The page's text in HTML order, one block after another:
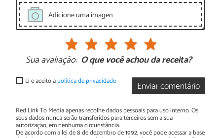
Adicione uma imagen
Sua avaliação: O que você achou da receita?
Enviar comentário
Li e aceito apolítica de privacidade
Red Link To Media apenas recolhe dados pessoais para uso interno. Os
seus dados nunca serão transferidos para terceiros sem a sua
autorização, em nenhuma circunstância.
De acordo com a lei de 8 de dezembro de 1992, você pode acessar a base